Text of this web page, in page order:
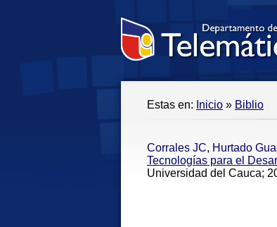
Estas en: Inicio » Biblio
Corrales JC, Hurtado
Tecnologías para el
Universidad del Cauca;